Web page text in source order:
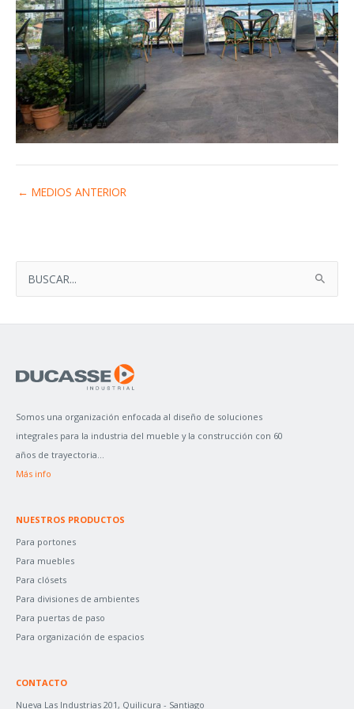
S
O
R
:
← MEDIOS ANTERIOR
Somos una organización enfocada al diseño de soluciones
integrales para la industria del mueble y la construcción con 60
años de trayectoria...
Más info
NUESTROS PRODUCTOS
Para portones
Para muebles
Para clósets
Para divisiones de ambientes
Para puertas de paso
Para organización de espacios
CONTACTO
Nueva Las Industrias 201, Quilicura - Santiago